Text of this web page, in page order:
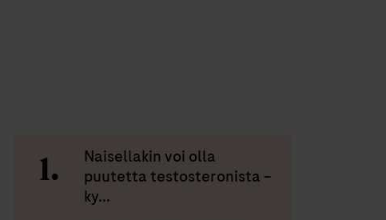
Naisellakin voi olla
puutetta testosteronista –
ky...